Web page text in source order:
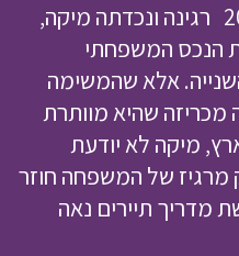
מועמד ל-4 פרסי אופיר 2024 רגינה ונכדתה מיקה,
הנכס המשפחתי
אלא שהמשימה
שהיא מוותרת
מיקה לא יודעת
מרגיז של המשפחה חוזר
מדריך תיירים נאה